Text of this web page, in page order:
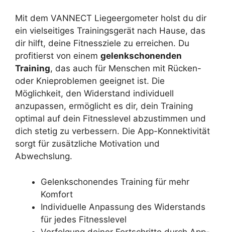
Mit dem VANNECT Liegeergometer holst du dir
ein vielseitiges Trainingsgerät nach Hause, das
dir hilft, deine Fitnessziele zu erreichen. Du
profitierst von einem gelenkschonenden
Training, das auch für Menschen mit Rücken-
oder Knieproblemen geeignet ist. Die
Möglichkeit, den Widerstand individuell
anzupassen, ermöglicht es dir, dein Training
optimal auf dein Fitnesslevel abzustimmen und
dich stetig zu verbessern. Die App-Konnektivität
sorgt für zusätzliche Motivation und
Abwechslung.
Gelenkschonendes Training für mehr
Komfort
Individuelle Anpassung des Widerstands
für jedes Fitnesslevel